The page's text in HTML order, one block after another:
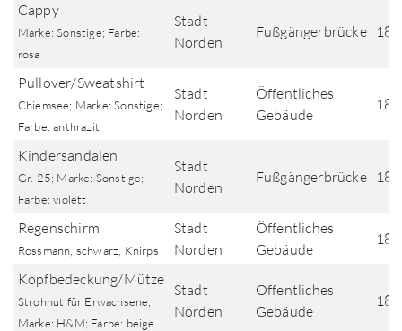
Cappy
Marke: Sonstige; Farbe:
rosa
Stadt
Norden
Fußgängerbrücke
Pullover/Sweatshirt
Chiemsee; Marke: Sonstige;
Farbe: anthrazit
Stadt
Norden
Öffentliches
Gebäude
Kindersandalen
Gr. 25; Marke: Sonstige;
Farbe: violett
Stadt
Norden
Fußgängerbrücke
Regenschirm
Rossmann, schwarz, Knirps
Stadt
Norden
Öffentliches
Gebäude
Kopfbedeckung/Mütze
Strohhut für Erwachsene;
Marke: H&M; Farbe: beige
Stadt
Norden
Öffentliches
Gebäude